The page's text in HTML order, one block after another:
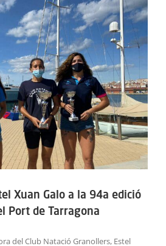
Xuan Galo a la 94a edició
Port de Tarragona
del Club Natació Granollers, Estel